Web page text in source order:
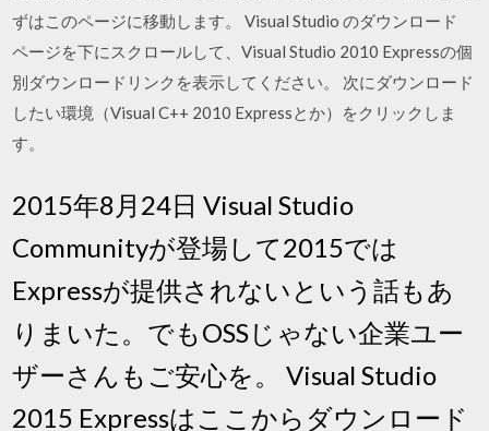
ずはこのページに移動します。 Visual Studio のダウンロード
ページを下にスクロールして、Visual Studio 2010 Expressの個
別ダウンロードリンクを表示してください。 次にダウンロード
したい環境（Visual C++ 2010 Expressとか）をクリックしま
す。
2015年8月24日 Visual Studio
Communityが登場して2015では
Expressが提供されないという話もあ
りまいた。でもOSSじゃない企業ユー
ザーさんもご安心を。 Visual Studio
2015 Expressはここからダウンロード